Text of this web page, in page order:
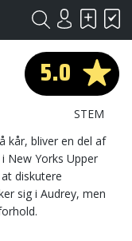
5.0
STEM
kår, bliver en del af
New Yorks Upper
diskutere
sig i Audrey, men